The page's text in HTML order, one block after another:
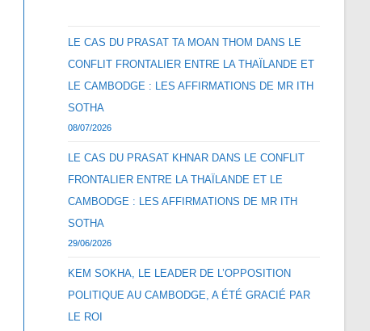
LE CAS DU PRASAT TA MOAN THOM DANS LE
CONFLIT FRONTALIER ENTRE LA THAÏLANDE ET
LE CAMBODGE : LES AFFIRMATIONS DE MR ITH
SOTHA
08/07/2026
LE CAS DU PRASAT KHNAR DANS LE CONFLIT
FRONTALIER ENTRE LA THAÏLANDE ET LE
CAMBODGE : LES AFFIRMATIONS DE MR ITH
SOTHA
29/06/2026
KEM SOKHA, LE LEADER DE L’OPPOSITION
POLITIQUE AU CAMBODGE, A ÉTÉ GRACIÉ PAR
LE ROI